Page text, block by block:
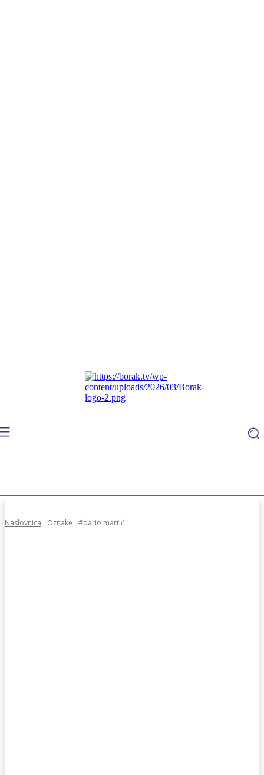
Naslovnica Oznake #dario martić